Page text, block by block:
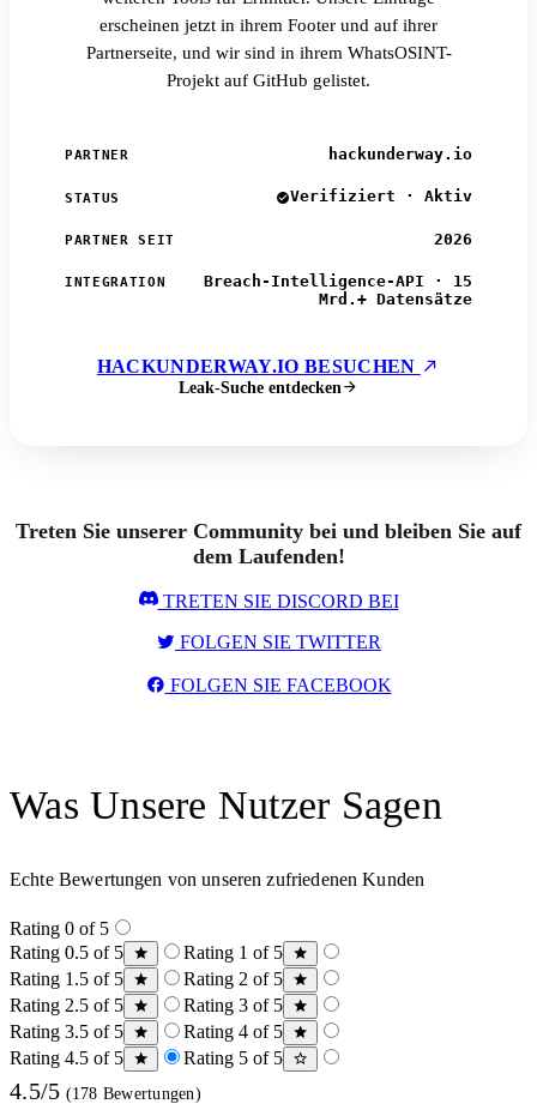
erscheinen jetzt in ihrem Footer und auf ihrer
Partnerseite, und wir sind in ihrem WhatsOSINT-
Projekt auf GitHub gelistet.
PARTNER hackunderway.io
STATUS Verifiziert · Aktiv
PARTNER SEIT 2026
INTEGRATION
Breach-Intelligence-API · 15
Mrd.+ Datensätze
HACKUNDERWAY.IO BESUCHEN
Leak-Suche entdecken
Treten Sie unserer Community bei und bleiben Sie auf
dem Laufenden!
TRETEN SIE DISCORD BEI
FOLGEN SIE TWITTER
FOLGEN SIE FACEBOOK
Was Unsere Nutzer Sagen
Echte Bewertungen von unseren zufriedenen Kunden
Rating 0 of 5
Rating 0.5 of 5
Rating 1 of 5
Rating 1.5 of 5
Rating 2 of 5
Rating 2.5 of 5
Rating 3 of 5
Rating 3.5 of 5
Rating 4 of 5
Rating 4.5 of 5
Rating 5 of 5
4.5/5 (178 Bewertungen)